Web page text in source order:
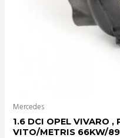
Mercedes
1.6 DCI OPEL VIVARO ,
VITO/METRIS 66KW/